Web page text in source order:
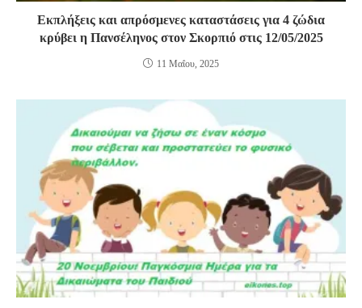
Εκπλήξεις και απρόσμενες καταστάσεις για 4 ζώδια
κρύβει η Πανσέληνος στον Σκορπιό στις 12/05/2025
11 Μαΐου, 2025